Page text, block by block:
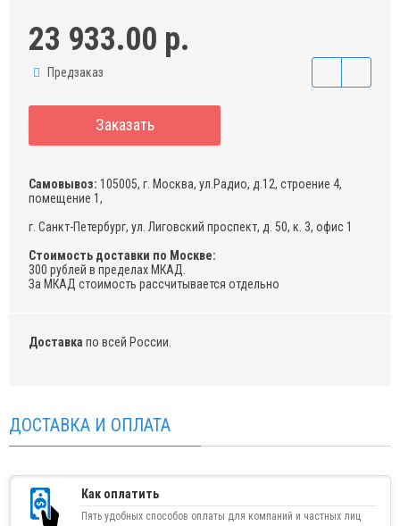
23 933.00 р.
Предзаказ
Заказать
Самовывоз: 105005, г. Москва, ул.Радио, д.12, строение 4,
помещение 1,
г. Санкт-Петербург, ул. Лиговский проспект, д. 50, к. 3, офис 1
Стоимость доставки по Москве:
300 рублей в пределах МКАД.
За МКАД стоимость рассчитывается отдельно
Доставка по всей России.
ДОСТАВКА И ОПЛАТА
Как оплатить
Пять удобных способов оплаты для компаний и частных лиц